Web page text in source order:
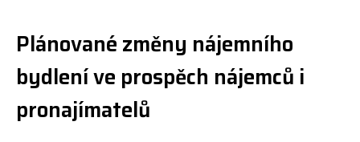
Plánované změny nájemního
bydlení ve prospěch nájemců i
pronajímatelů